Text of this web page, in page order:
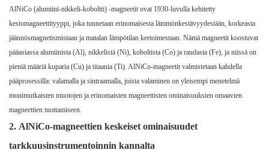
AlNiCo (alumiini-nikkeli-koboltti) -magneetit ovat 1930-luvulla kehitetty
kestomagneettityyppi, joka tunnetaan erinomaisesta lämmönkestävyydestään, korkeasta
jäännösmagnetismistaan ​​ja matalan lämpötilan kertoimestaan. Nämä magneetit koostuvat
pääasiassa alumiinista (Al), nikkelistä (Ni), koboltista (Co) ja raudasta (Fe), ja niissä on
pieniä määriä kuparia (Cu) ja titaania (Ti). AlNiCo-magneetit valmistetaan kahdella
pääprosessilla: valamalla ja sintraamalla, joista valaminen on yleisempi menetelmä
monimutkaisten muotojen ja erinomaisten magneettisten ominaisuuksien omaavien
magneettien tuottamiseen.
2. AlNiCo-magneettien keskeiset ominaisuudet
tarkkuusinstrumentoinnin kannalta